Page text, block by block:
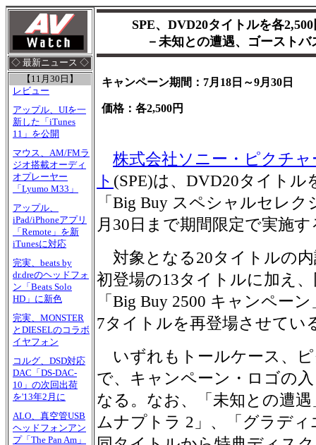
◇ 最新ニュース ◇
【11月30日】
レビュー
アップル、UIを一
新した「iTunes
11」を公開
マウス、AM/FMラ
ジオ搭載オーディ
オプレーヤー
「Lyumo M33」
アップル、
iPad/iPhoneアプリ
「Remote」を新
iTunesに対応
完実、beats by
dr.dreのヘッドフォ
ン「Beats Solo
HD」に新色
完実、MONSTER
とDIESELのコラボ
イヤフォン
コルグ、DSD対応
DAC「DS-DAC-
10」の次回出荷
を'13年2月に
ALO、真空管USB
ヘッドフォンアン
プ「The Pan Am」
SPE、DVD20タイトルを各
－未知との遭遇、ゴースト
キャンペーン期間：7月18日～9月30日
価格：各2,500円
株式会社ソニー・ピクチ
ト (SPE)は、DVD20タイトル
「Big Buy スペシャルセレ
月30日まで期間限定で実施す
対象となる20タイトルの
初登場の13タイトルに加え
「Big Buy 2500 キャンペー
7タイトルを再登場させてい
いずれもトールケース、
で、キャンペーン・ロゴの
なる。なお、「未知との遭
ムナプトラ 2」、「グラデ